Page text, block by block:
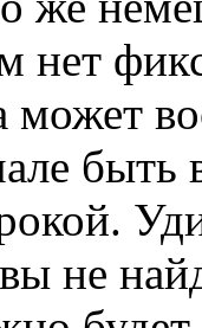
нет
может
быть
не